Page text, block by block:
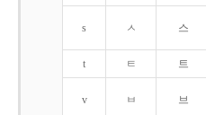
s ㅅ 스
t ㅌ 트
v ㅂ 브